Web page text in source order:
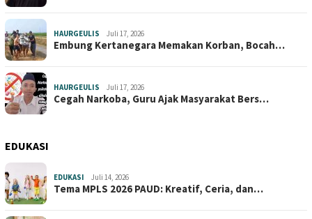
HAURGEULIS Juli 17, 2026
Embung Kertanegara Memakan Korban, Bocah…
HAURGEULIS Juli 17, 2026
Cegah Narkoba, Guru Ajak Masyarakat Bers…
EDUKASI
EDUKASI Juli 14, 2026
Tema MPLS 2026 PAUD: Kreatif, Ceria, dan…